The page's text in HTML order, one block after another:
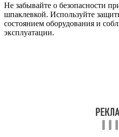
Не забывайте о безопасности
шпаклевкой. Используйте
состоянием оборудования и
эксплуатации.